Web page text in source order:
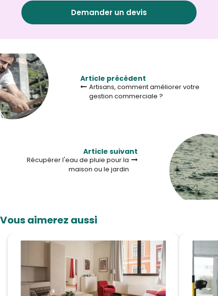
Demander un devis
Article précédent
Artisans, comment améliorer votre
gestion commerciale ?
Article suivant
Récupérer l'eau de pluie pour la
maison ou le jardin
Vous aimerez aussi